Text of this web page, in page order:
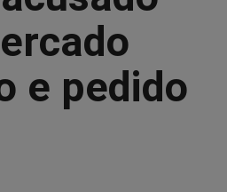
e pedido